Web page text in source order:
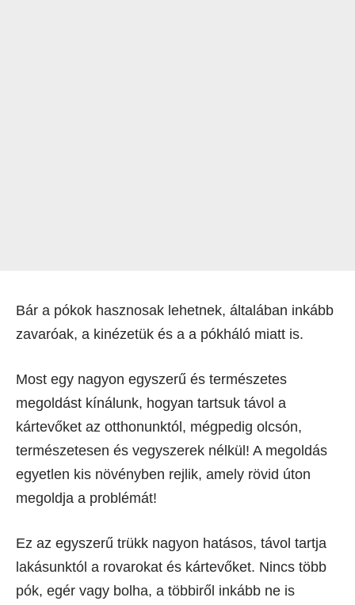
Bár a pókok hasznosak lehetnek, általában inkább
zavaróak, a kinézetük és a a pókháló miatt is.
Most egy nagyon egyszerű és természetes
megoldást kínálunk, hogyan tartsuk távol a
kártevőket az otthonunktól, mégpedig olcsón,
természetesen és vegyszerek nélkül! A megoldás
egyetlen kis növényben rejlik, amely rövid úton
megoldja a problémát!
Ez az egyszerű trükk nagyon hatásos, távol tartja
lakásunktól a rovarokat és kártevőket. Nincs több
pók, egér vagy bolha, a többiről inkább ne is